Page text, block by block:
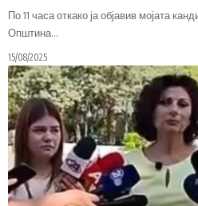
По 11 часа откако ја објавив мојата
Општина…
15/08/2025